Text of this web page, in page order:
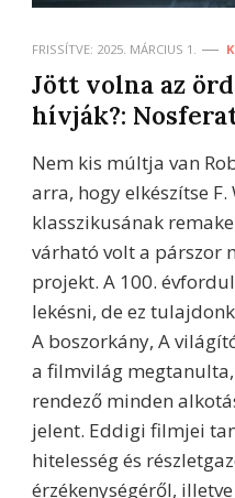
FRISSÍTVE: 2025. MÁRCIUS 1.
Jött volna az
hívják?:
Nem kis múltja van
arra, hogy elkészítse
klasszikusának
várható volt a párszor
projekt. A 100.
lekésni, de ez
A boszorkány, A
a filmvilág
rendező minden
jelent. Eddigi filmjei
hitelesség és
érzékenységéről,